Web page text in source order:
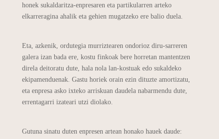
honek sukaldaritza-enpresaren eta partikularren arteko
elkarreragina ahalik eta gehien mugatzeko ere balio duela.
Eta, azkenik, ordutegia murriztearen ondorioz diru-sarreren
galera izan bada ere, kostu finkoak bere horretan mantentzen
direla deitoratu dute, hala nola lan-kostuak edo sukaldeko
ekipamenduenak. Gastu horiek orain ezin dituzte amortizatu,
eta enpresa asko ixteko arriskuan daudela nabarmendu dute,
errentagarri izateari utzi diolako.
Gutuna sinatu duten enpresen artean honako hauek daude: